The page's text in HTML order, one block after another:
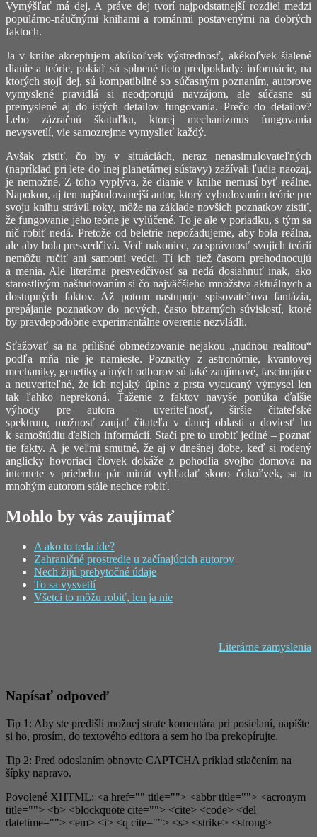
Vymýšľať má dej. A práve dej tvorí najpodstatnejší rozdiel medzi
populárno-náučnými knihami a románmi postavenými na dobrých
faktoch.
Ja v knihe akceptujem akúkoľvek výstrednosť, akékoľvek šialené
dianie a teórie, pokiaľ sú splnené tieto predpoklady: informácie, na
ktorých stojí dej, sú kompatibilné so súčasným poznaním, autorove
vymyslené pravidlá si neodporujú navzájom, ale súčasne sú
premyslené aj do istých detailov fungovania. Prečo do detailov?
Lebo zázračnú škatuľku, ktorej mechanizmus fungovania
nevysvetlí, vie samozrejme vymyslieť každý.
Avšak zistiť, čo by v situáciách, neraz nenasimulovateľných
(napríklad pri lete do inej planetárnej sústavy) zažívali ľudia naozaj,
je nemožné. Z toho vyplýva, že dianie v knihe nemusí byť reálne.
Napokon, aj ten najštudovanejší autor, ktorý vybudovaním teórie pre
svoju knihu strávil roky, môže na základe novších poznatkov zistiť,
že fungovanie jeho teórie je vylúčené. To je ale v poriadku, s tým sa
nič robiť nedá. Pretože od beletrie nepožadujeme, aby bola reálna,
ale aby bola presvedčivá. Veď nakoniec, za správnosť svojich teórií
nemôžu ručiť ani samotní vedci. Tí ich tiež časom prehodnocujú
a menia. Ale literárna presvedčivosť sa nedá dosiahnuť inak, ako
starostlivým naštudovaním si čo najväčšieho množstva aktuálnych a
dostupných faktov. Až potom nastupuje spisovateľova fantázia,
prepájanie poznatkov do nových, často bizarných súvislostí, ktoré
by pravdepodobne experimentálne overenie nezvládli.
Sťažovať sa na prílišné obmedzovanie nejakou „nudnou realitou“
podľa mňa nie je namieste. Poznatky z astronómie, kvantovej
mechaniky, genetiky a iných odborov sú také zaujímavé, fascinujúce
a neuveriteľné, že ich nejaký úplne z prsta vycucaný výmysel len
tak ľahko neprekoná. Ťaženie z faktov navyše ponúka ďalšie
výhody pre autora – uveriteľnosť, širšie čitateľské
spektrum, možnosť zaujať čitateľa v danej oblasti a doviesť ho
k samoštúdiu ďalších informácií. Stačí pre to urobiť jediné – poznať
tie fakty. A je veľmi smutné, že aj v dnešnej dobe, keď si rodený
anglicky hovoriaci človek dokáže z pohodlia svojho domova na
internete v priebehu pár minút vyhľadať skoro čokoľvek, sa to
mnohým autorom stále nechce robiť.
Mohlo by vás zaujímať
A ako to teda ide?
Zahraničné prostredie u začínajúcich autorov
Nech žijú prebytočné údaje
To sa vysvetlí
Všetci to môžu robiť, len ja nie
Literárne zamyslenia
Napísať odpoveď
Tip 1: Aby ste predišli možnej strate komentára pri posielaní, napíšte
si ho, prosím, do textového editora a sem ho iba prekopírujte.
Tip 2: Pred odoslaním obnovte CAPTCHA príklad stlačením na
šípky napravo.
Povolené XHTML: <a href="" title=""> <abbr title=""> <acronym
title=""> <b> <blockquote cite=""> <cite> <code> <del
datetime=""> <em> <i> <q cite=""> <s> <strike> <strong>